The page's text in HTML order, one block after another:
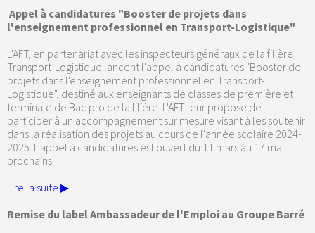
Appel à candidatures "Booster de projets dans
l'enseignement professionnel en Transport-Logistique"
L'AFT, en partenariat avec les inspecteurs généraux de la filière
Transport-Logistique lancent l'appel à candidatures "Booster de
projets dans l'enseignement professionnel en Transport-
Logistique", destiné aux enseignants de classes de première et
terminale de Bac pro de la filière. L'AFT leur propose de
participer à un accompagnement sur mesure visant à les soutenir
dans la réalisation des projets au cours de l'année scolaire 2024-
2025. L'appel à candidatures est ouvert du 11 mars au 17 mai
prochains.
Lire la suite ▶
Remise du label Ambassadeur de l'Emploi au Groupe Barré